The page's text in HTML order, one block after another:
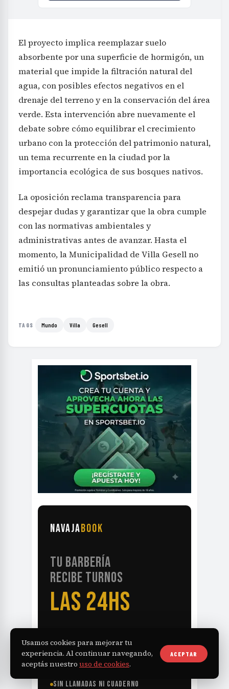
El proyecto implica reemplazar suelo
absorbente por una superficie de hormigón, un
material que impide la filtración natural del
agua, con posibles efectos negativos en el
drenaje del terreno y en la conservación del área
verde. Esta intervención abre nuevamente el
debate sobre cómo equilibrar el crecimiento
urbano con la protección del patrimonio natural,
un tema recurrente en la ciudad por la
importancia ecológica de sus bosques nativos.
La oposición reclama transparencia para
despejar dudas y garantizar que la obra cumple
con las normativas ambientales y
administrativas antes de avanzar. Hasta el
momento, la Municipalidad de Villa Gesell no
emitió un pronunciamiento público respecto a
las consultas planteadas sobre la obra.
TAGS Mundo Villa Gesell
NAVAJABOOK
TU BARBERÍA
RECIBE TURNOS
LAS 24HS
SIN LLAMADAS NI CUADERNO
Usamos cookies para mejorar tu
experiencia. Al continuar navegando,
aceptás nuestro uso de cookies.
ACEPTAR